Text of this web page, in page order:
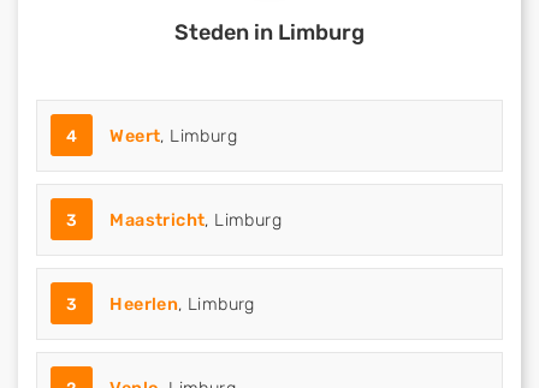
Steden in Limburg
4 Weert, Limburg
3 Maastricht, Limburg
3 Heerlen, Limburg